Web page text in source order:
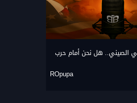
الصيني.. هل نحن أمام حرب
ROpupa